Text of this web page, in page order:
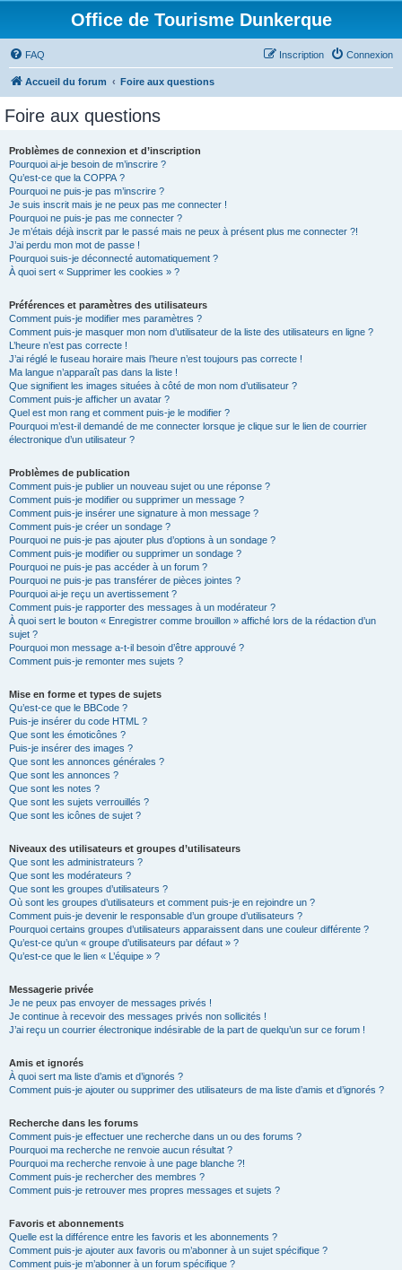
Office de Tourisme Dunkerque
FAQ Connexion
Inscription
Accueil du forum Foire aux questions
Foire aux questions
Problèmes de connexion et d’inscription
Pourquoi ai-je besoin de m’inscrire ?
Qu’est-ce que la COPPA ?
Pourquoi ne puis-je pas m’inscrire ?
Je suis inscrit mais je ne peux pas me connecter !
Pourquoi ne puis-je pas me connecter ?
Je m’étais déjà inscrit par le passé mais ne peux à présent plus me connecter ?!
J’ai perdu mon mot de passe !
Pourquoi suis-je déconnecté automatiquement ?
À quoi sert « Supprimer les cookies » ?
Préférences et paramètres des utilisateurs
Comment puis-je modifier mes paramètres ?
Comment puis-je masquer mon nom d’utilisateur de la liste des utilisateurs en ligne ?
L’heure n’est pas correcte !
J’ai réglé le fuseau horaire mais l’heure n’est toujours pas correcte !
Ma langue n’apparaît pas dans la liste !
Que signifient les images situées à côté de mon nom d’utilisateur ?
Comment puis-je afficher un avatar ?
Quel est mon rang et comment puis-je le modifier ?
Pourquoi m’est-il demandé de me connecter lorsque je clique sur le lien de courrier
électronique d’un utilisateur ?
Problèmes de publication
Comment puis-je publier un nouveau sujet ou une réponse ?
Comment puis-je modifier ou supprimer un message ?
Comment puis-je insérer une signature à mon message ?
Comment puis-je créer un sondage ?
Pourquoi ne puis-je pas ajouter plus d’options à un sondage ?
Comment puis-je modifier ou supprimer un sondage ?
Pourquoi ne puis-je pas accéder à un forum ?
Pourquoi ne puis-je pas transférer de pièces jointes ?
Pourquoi ai-je reçu un avertissement ?
Comment puis-je rapporter des messages à un modérateur ?
À quoi sert le bouton « Enregistrer comme brouillon » affiché lors de la rédaction d’un
sujet ?
Pourquoi mon message a-t-il besoin d’être approuvé ?
Comment puis-je remonter mes sujets ?
Mise en forme et types de sujets
Qu’est-ce que le BBCode ?
Puis-je insérer du code HTML ?
Que sont les émoticônes ?
Puis-je insérer des images ?
Que sont les annonces générales ?
Que sont les annonces ?
Que sont les notes ?
Que sont les sujets verrouillés ?
Que sont les icônes de sujet ?
Niveaux des utilisateurs et groupes d’utilisateurs
Que sont les administrateurs ?
Que sont les modérateurs ?
Que sont les groupes d’utilisateurs ?
Où sont les groupes d’utilisateurs et comment puis-je en rejoindre un ?
Comment puis-je devenir le responsable d’un groupe d’utilisateurs ?
Pourquoi certains groupes d’utilisateurs apparaissent dans une couleur différente ?
Qu’est-ce qu’un « groupe d’utilisateurs par défaut » ?
Qu’est-ce que le lien « L’équipe » ?
Messagerie privée
Je ne peux pas envoyer de messages privés !
Je continue à recevoir des messages privés non sollicités !
J’ai reçu un courrier électronique indésirable de la part de quelqu’un sur ce forum !
Amis et ignorés
À quoi sert ma liste d’amis et d’ignorés ?
Comment puis-je ajouter ou supprimer des utilisateurs de ma liste d’amis et d’ignorés ?
Recherche dans les forums
Comment puis-je effectuer une recherche dans un ou des forums ?
Pourquoi ma recherche ne renvoie aucun résultat ?
Pourquoi ma recherche renvoie à une page blanche ?!
Comment puis-je rechercher des membres ?
Comment puis-je retrouver mes propres messages et sujets ?
Favoris et abonnements
Quelle est la différence entre les favoris et les abonnements ?
Comment puis-je ajouter aux favoris ou m’abonner à un sujet spécifique ?
Comment puis-je m’abonner à un forum spécifique ?